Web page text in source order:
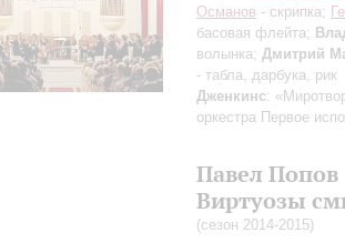
Османов - скрипка;
басовая флейта;
волынка; Дмитрий
- табла, дарбука, рик
Дженкинс:
оркестра Первое
Павел Попов
Виртуозы
(сезон 2014-2015)